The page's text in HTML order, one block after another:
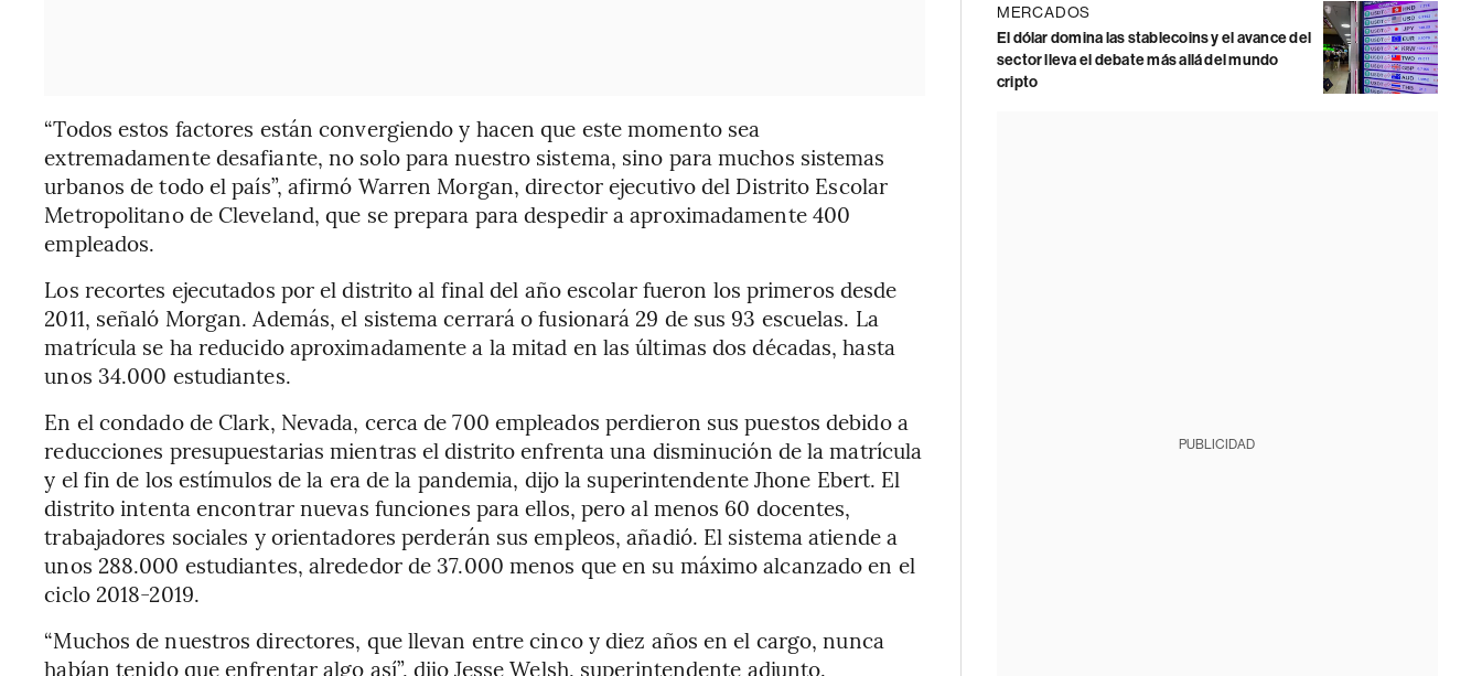
“Todos estos factores están convergiendo y hacen que este momento sea
extremadamente desafiante, no solo para nuestro sistema, sino para muchos sistemas
urbanos de todo el país”, afirmó Warren Morgan, director ejecutivo del Distrito Escolar
Metropolitano de Cleveland, que se prepara para despedir a aproximadamente 400
empleados.
Los recortes ejecutados por el distrito al final del año escolar fueron los primeros desde
2011, señaló Morgan. Además, el sistema cerrará o fusionará 29 de sus 93 escuelas. La
matrícula se ha reducido aproximadamente a la mitad en las últimas dos décadas, hasta
unos 34.000 estudiantes.
En el condado de Clark, Nevada, cerca de 700 empleados perdieron sus puestos debido a
reducciones presupuestarias mientras el distrito enfrenta una disminución de la matrícula
y el fin de los estímulos de la era de la pandemia, dijo la superintendente Jhone Ebert. El
distrito intenta encontrar nuevas funciones para ellos, pero al menos 60 docentes,
trabajadores sociales y orientadores perderán sus empleos, añadió. El sistema atiende a
unos 288.000 estudiantes, alrededor de 37.000 menos que en su máximo alcanzado en el
ciclo 2018-2019.
“Muchos de nuestros directores, que llevan entre cinco y diez años en el cargo, nunca
habían tenido que enfrentar algo así”, dijo Jesse Welsh, superintendente adjunto.
MERCADOS
El dólar domina las stablecoins y el avance del
sector lleva el debate más allá del mundo
cripto
PUBLICIDAD